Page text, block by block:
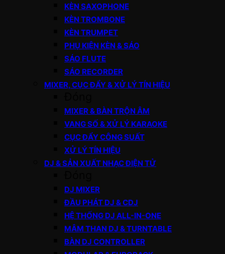
KÈN SAXOPHONE
KÈN TROMBONE
KÈN TRUMPET
PHỤ KIỆN KÈN & SÁO
SÁO FLUTE
SÁO RECORDER
MIXER, CỤC ĐẨY & XỬ LÝ TÍN HIỆU
MIXER & BÀN TRỘN ÂM
VANG SỐ & XỬ LÝ KARAOKE
CỤC ĐẨY CÔNG SUẤT
XỬ LÝ TÍN HIỆU
DJ & SẢN XUẤT NHẠC ĐIỆN TỬ
DJ MIXER
ĐẦU PHÁT DJ & CDJ
HỆ THỐNG DJ ALL-IN-ONE
MÂM THAN DJ & TURNTABLE
BÀN DJ CONTROLLER